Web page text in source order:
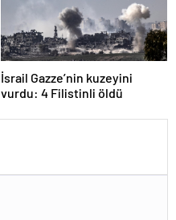
İsrail Gazze’nin kuzeyini
vurdu: 4 Filistinli öldü